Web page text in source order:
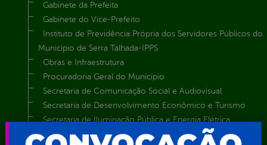
Gabinete da Prefeita
Gabinete do Vice-Prefeito
Instituto de Previdência Própria dos Servidores Públicos do
Município de Serra Talhada-IPPS
Obras e Infraestrutura
Procuradoria Geral do Município
Secretaria de Comunicação Social e Audiovisual
Secretaria de Desenvolvimento Econômico e Turismo
Secretaria de Iluminação Pública e Energia Elétrica
Secretaria Municipal da Mulher – SEMU